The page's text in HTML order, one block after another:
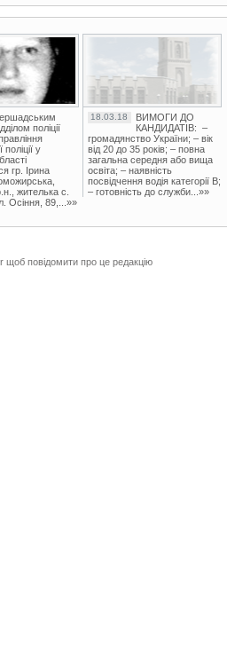
поліції
у
гр. Ірина
жителька с.
Осіння, 89,...»»
18.03.18
ВИМОГИ ДО
КАНДИДАТІВ: –
громадянство України; – вік
від 20 до 35 років; – повна
загальна середня або вища
освіта; – наявність
посвідчення водія категорії В;
– готовність до служби...»»
щоб повідомити про це редакцію